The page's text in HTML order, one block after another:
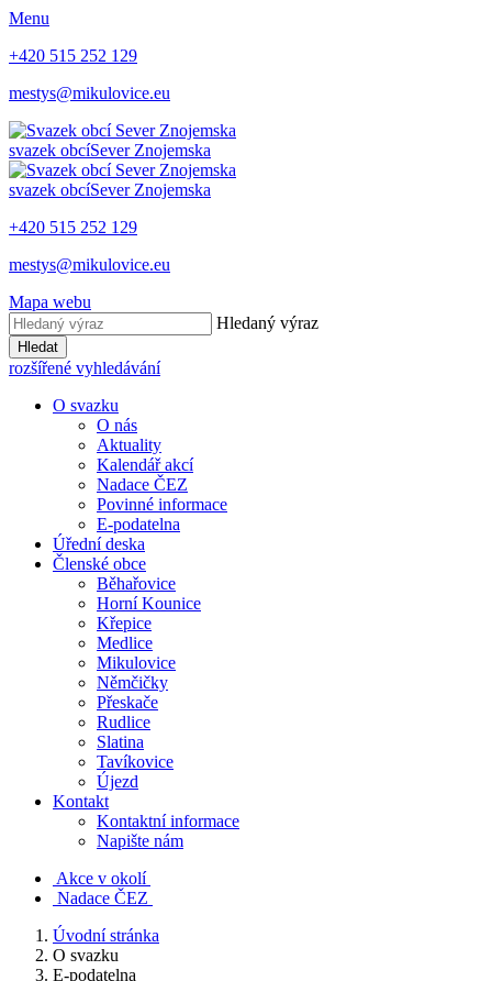
Menu
+420 515 252 129
mestys@mikulovice.eu
svazek obcíSever Znojemska
svazek obcíSever Znojemska
+420 515 252 129
mestys@mikulovice.eu
Mapa webu
Hledaný výraz
Hledat
rozšířené vyhledávání
O svazku
O nás
Aktuality
Kalendář akcí
Nadace ČEZ
Povinné informace
E-podatelna
Úřední deska
Členské obce
Běhařovice
Horní Kounice
Křepice
Medlice
Mikulovice
Němčičky
Přeskače
Rudlice
Slatina
Tavíkovice
Újezd
Kontakt
Kontaktní informace
Napište nám
Akce v okolí
Nadace ČEZ
Úvodní stránka
O svazku
E-podatelna